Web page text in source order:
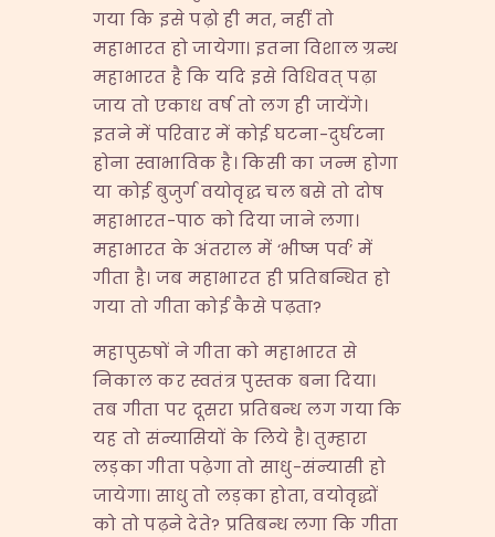
गया कि इसे पढ़ो ही मत, नहीं तो
महाभारत हो जायेगा। इतना विशाल ग्रन्थ
महाभारत है कि यदि इसे विधिवत् पढ़ा
जाय तो एकाध वर्ष तो लग ही जायेंगे।
इतने में परिवार में कोई घटना-दुर्घटना
होना स्वाभाविक है। किसी का जन्म होगा
या कोई बुजुर्ग वयोवृद्ध चल बसे तो दोष
महाभारत-पाठ को दिया जाने लगा।
महाभारत के अंतराल में ‘भीष्म पर्व’ में
गीता है। जब महाभारत ही प्रतिबन्धित हो
गया तो गीता कोई कैसे पढ़ता?
महापुरुषों ने गीता को महाभारत से
निकाल कर स्वतंत्र पुस्तक बना दिया।
तब गीता पर दूसरा प्रतिबन्ध लग गया कि
यह तो संन्यासियों के लिये है। तुम्हारा
लड़का गीता पढ़ेगा तो साधु-संन्यासी हो
जायेगा। साधु तो लड़का होता, वयोवृद्धों
को तो पढ़ने देते? प्रतिबन्ध लगा कि गीता